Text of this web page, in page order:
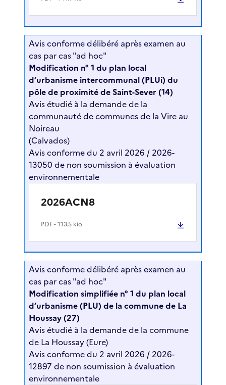
Avis conforme délibéré après examen au
cas par cas "ad hoc"
Modification n° 1 du plan local
d’urbanisme intercommunal (PLUi) du
pôle de proximité de Saint-Sever (14)
Avis étudié à la demande de la
communauté de communes de la Vire au
Noireau
(Calvados)
Avis conforme du 2 avril 2026 / 2026-
13050 de non soumission à évaluation
environnementale
2026ACN8
PDF- 113.5 kio
Avis conforme délibéré après examen au
cas par cas "ad hoc"
Modification simplifiée n° 1 du plan local
d’urbanisme (PLU) de la commune de La
Houssay (27)
Avis étudié à la demande de la commune
de La Houssay (Eure)
Avis conforme du 2 avril 2026 / 2026-
12897 de non soumission à évaluation
environnementale